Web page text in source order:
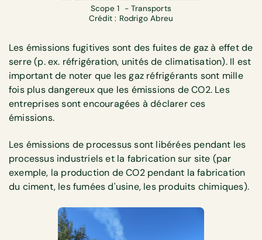
Scope 1 - Transports
Crédit : Rodrigo Abreu
Les émissions fugitives sont des fuites de gaz à effet de
serre (p. ex. réfrigération, unités de climatisation). Il est
important de noter que les gaz réfrigérants sont mille
fois plus dangereux que les émissions de CO2. Les
entreprises sont encouragées à déclarer ces
émissions.
Les émissions de processus sont libérées pendant les
processus industriels et la fabrication sur site (par
exemple, la production de CO2 pendant la fabrication
du ciment, les fumées d'usine, les produits chimiques).